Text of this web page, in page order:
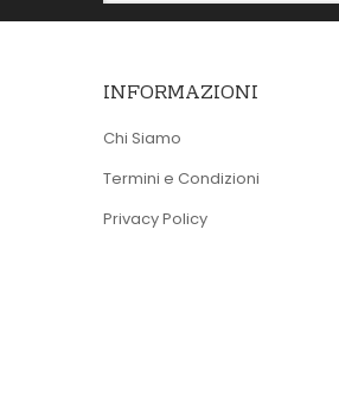
INFORMAZIONI
Chi Siamo
Termini e Condizioni
Privacy Policy